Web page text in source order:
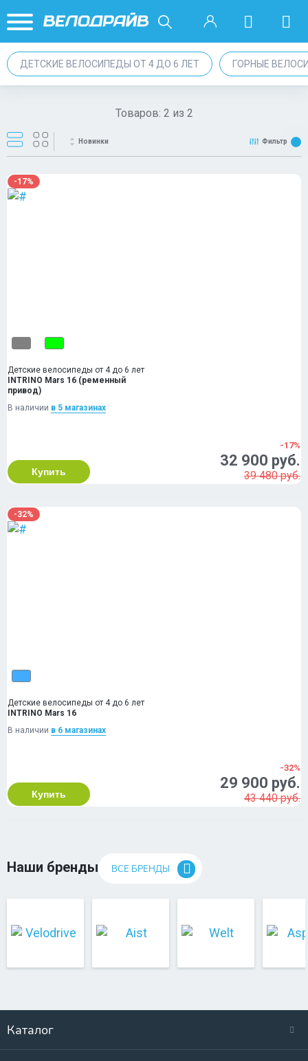
ДЕТСКИЕ ВЕЛОСИПЕДЫ ОТ 4 ДО 6 ЛЕТ ГОРНЫЕ
Товаров: 2 из 2
Новинки Фильтр
-17%
Детские велосипеды от 4 до 6 лет
INTRINO Mars 16 (ременный
привод)
В наличии в 5 магазинах
Купить
-17%
32 900 руб.
39 480 руб.
-32%
Детские велосипеды от 4 до 6 лет
INTRINO Mars 16
В наличии в 6 магазинах
Купить
-32%
29 900 руб.
43 440 руб.
Наши бренды ВСЕ БРЕНДЫ
Каталог